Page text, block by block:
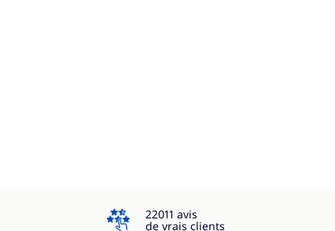
4.3
22011 avis
de vrais clients